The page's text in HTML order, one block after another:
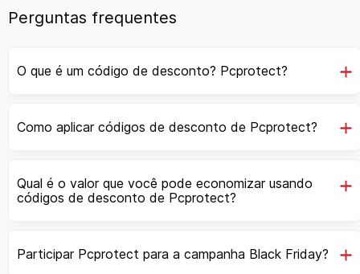
Perguntas frequentes
O que é um código de desconto? Pcprotect?
Como aplicar códigos de desconto de Pcprotect?
Qual é o valor que você pode economizar usando
códigos de desconto de Pcprotect?
Participar Pcprotect para a campanha Black Friday?